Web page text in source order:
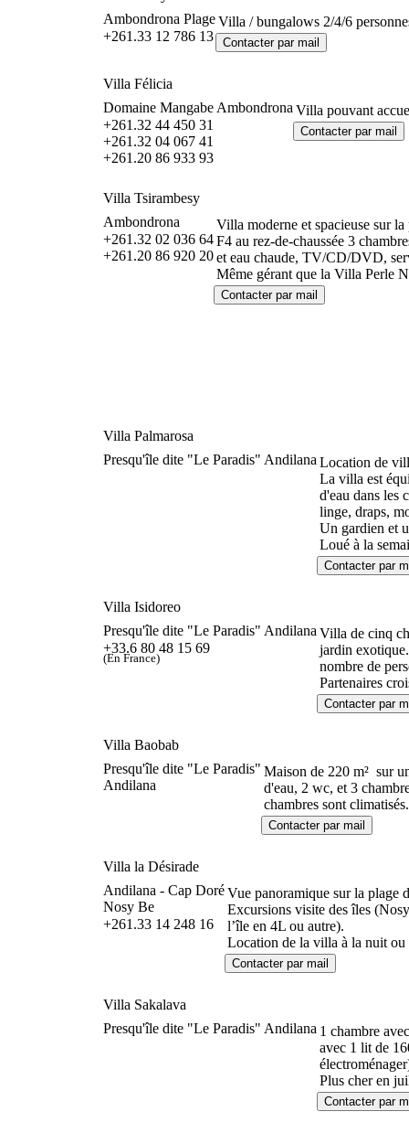
Ambondrona Plage
+261.33 12 786 13
Villa / bungalows 2/4/6
Villa Félicia
Domaine Mangabe Ambondrona
+261.32 44 450 31
+261.32 04 067 41
+261.20 86 933 93
Villa pouvant
Villa Tsirambesy
Ambondrona
+261.32 02 036 64
+261.20 86 920 20
Villa moderne et spacieuse sur
F4 au rez-de-chaussée 3
et eau chaude, TV/CD/DVD,
Même gérant que la Villa Perle
Villa Palmarosa
Presqu'île dite "Le Paradis" Andilana Location de
La villa est
d'eau dans les
linge, draps,
Un gardien et
Loué à la
Villa Isidoreo
Presqu'île dite "Le Paradis" Andilana
+33.6 80 48 15 69
(En France)
Villa de cinq
jardin
nombre de
Partenaires
Villa Baobab
Presqu'île dite "Le Paradis"
Andilana
Maison de 220 m² sur
d'eau, 2 wc, et 3
chambres sont
Villa la Désirade
Andilana - Cap Doré
Nosy Be
+261.33 14 248 16
Vue panoramique sur la plage
Excursions visite des îles
l’île en 4L ou autre).
Location de la villa à la nuit ou
Villa Sakalava
Presqu'île dite "Le Paradis" Andilana 1 chambre
avec 1 lit de
Plus cher en